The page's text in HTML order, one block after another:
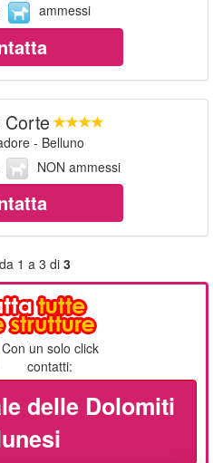
ammessi
Corte
- Belluno
NON ammessi
1 a 3 di 3
Con un solo click
contatti:
delle Dolomiti